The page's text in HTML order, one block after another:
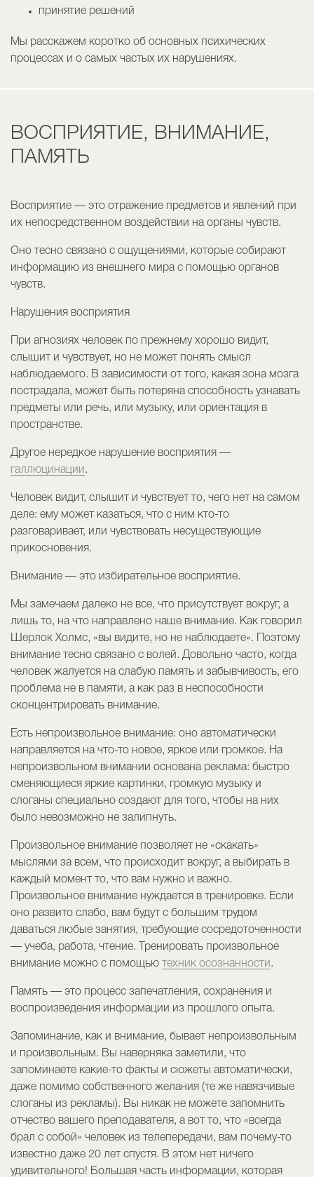
принятие решений
Мы расскажем коротко об основных психических
процессах и о самых частых их нарушениях.
ВОСПРИЯТИЕ, ВНИМАНИЕ,
ПАМЯТЬ
Восприятие — это отражение предметов и явлений при
их непосредственном воздействии на органы чувств.
Оно тесно связано с ощущениями, которые собирают
информацию из внешнего мира с помощью органов
чувств.
Нарушения восприятия
При агнозиях человек по прежнему хорошо видит,
слышит и чувствует, но не может понять смысл
наблюдаемого. В зависимости от того, какая зона мозга
пострадала, может быть потеряна способность узнавать
предметы или речь, или музыку, или ориентация в
пространстве.
Другое нередкое нарушение восприятия —
галлюцинации .
Человек видит, слышит и чувствует то, чего нет на самом
деле: ему может казаться, что с ним кто-то
разговаривает, или чувствовать несуществующие
прикосновения.
Внимание — это избирательное восприятие.
Мы замечаем далеко не все, что присутствует вокруг, а
лишь то, на что направлено наше внимание. Как говорил
Шерлок Холмс, «вы видите, но не наблюдаете». Поэтому
внимание тесно связано с волей. Довольно часто, когда
человек жалуется на слабую память и забывчивость, его
проблема не в памяти, а как раз в неспособности
сконцентрировать внимание.
Есть непроизвольное внимание: оно автоматически
направляется на что-то новое, яркое или громкое. На
непроизвольном внимании основана реклама: быстро
сменяющиеся яркие картинки, громкую музыку и
слоганы специально создают для того, чтобы на них
было невозможно не залипнуть.
Произвольное внимание позволяет не «скакать»
мыслями за всем, что происходит вокруг, а выбирать в
каждый момент то, что вам нужно и важно.
Произвольное внимание нуждается в тренировке. Если
оно развито слабо, вам будут с большим трудом
даваться любые занятия, требующие сосредоточенности
— учеба, работа, чтение. Тренировать произвольное
внимание можно с помощью техник осознанности .
Память — это процесс запечатления, сохранения и
воспроизведения информации из прошлого опыта.
Запоминание, как и внимание, бывает непроизвольным
и произвольным. Вы наверняка заметили, что
запоминаете какие-то факты и сюжеты автоматически,
даже помимо собственного желания (те же навязчивые
слоганы из рекламы). Вы никак не можете запомнить
отчество вашего преподавателя, а вот то, что «всегда
брал с собой» человек из телепередачи, вам почему-то
известно даже 20 лет спустя. В этом нет ничего
удивительного! Большая часть информации, которая